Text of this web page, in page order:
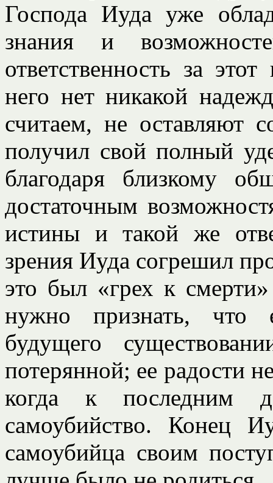
Господа Иуда уже
знания и
ответственность за
него нет никакой
считаем, не оставляют
получил свой полный
благодаря близкому
достаточным
истины и такой же
зрения Иуда согрешил
это был «грех к
нужно признать, что
будущего
потерянной; ее радости
когда к последним
самоубийство. Конец
самоубийца своим